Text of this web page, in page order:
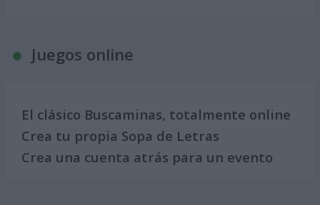
Juegos online
El clásico Buscaminas, totalmente online
Crea tu propia Sopa de Letras
Crea una cuenta atrás para un evento